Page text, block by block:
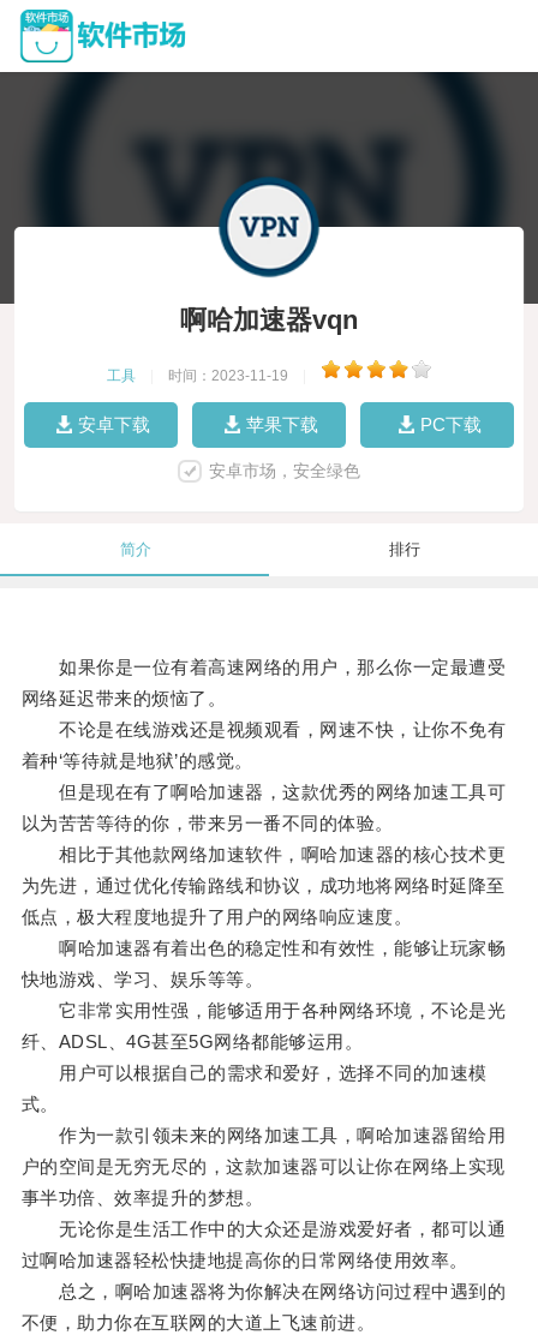
啊哈加速器vqn
工具 时间：2023-11-19
安卓下载 苹果下载 PC下载
安卓市场，安全绿色
简介 排行
如果你是一位有着高速网络的用户，那么你一定最遭受
网络延迟带来的烦恼了。
不论是在线游戏还是视频观看，网速不快，让你不免有
着种‘等待就是地狱’的感觉。
但是现在有了啊哈加速器，这款优秀的网络加速工具可
以为苦苦等待的你，带来另一番不同的体验。
相比于其他款网络加速软件，啊哈加速器的核心技术更
为先进，通过优化传输路线和协议，成功地将网络时延降至
低点，极大程度地提升了用户的网络响应速度。
啊哈加速器有着出色的稳定性和有效性，能够让玩家畅
快地游戏、学习、娱乐等等。
它非常实用性强，能够适用于各种网络环境，不论是光
纤、ADSL、4G甚至5G网络都能够运用。
用户可以根据自己的需求和爱好，选择不同的加速模
式。
作为一款引领未来的网络加速工具，啊哈加速器留给用
户的空间是无穷无尽的，这款加速器可以让你在网络上实现
事半功倍、效率提升的梦想。
无论你是生活工作中的大众还是游戏爱好者，都可以通
过啊哈加速器轻松快捷地提高你的日常网络使用效率。
总之，啊哈加速器将为你解决在网络访问过程中遇到的
不便，助力你在互联网的大道上飞速前进。